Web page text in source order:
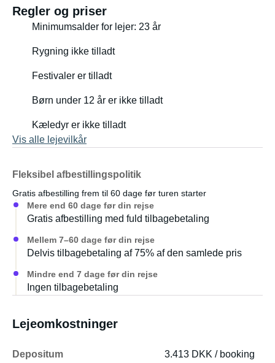
Regler og priser
Minimumsalder for lejer: 23 år
Rygning ikke tilladt
Festivaler er tilladt
Børn under 12 år er ikke tilladt
Kæledyr er ikke tilladt
Vis alle lejevilkår
Fleksibel afbestillingspolitik
Gratis afbestilling frem til 60 dage før turen starter
Mere end 60 dage før din rejse
Gratis afbestilling med fuld tilbagebetaling
Mellem 7–60 dage før din rejse
Delvis tilbagebetaling af 75% af den samlede pris
Mindre end 7 dage før din rejse
Ingen tilbagebetaling
Lejeomkostninger
Depositum
3.413 DKK / booking